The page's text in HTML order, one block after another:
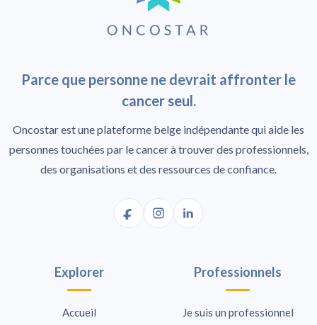
Parce que personne ne devrait affronter le
cancer seul.
Oncostar est une plateforme belge indépendante qui aide les
personnes touchées par le cancer à trouver des professionnels,
des organisations et des ressources de confiance.
Explorer
Accueil
Professionnels
Je suis un professionnel